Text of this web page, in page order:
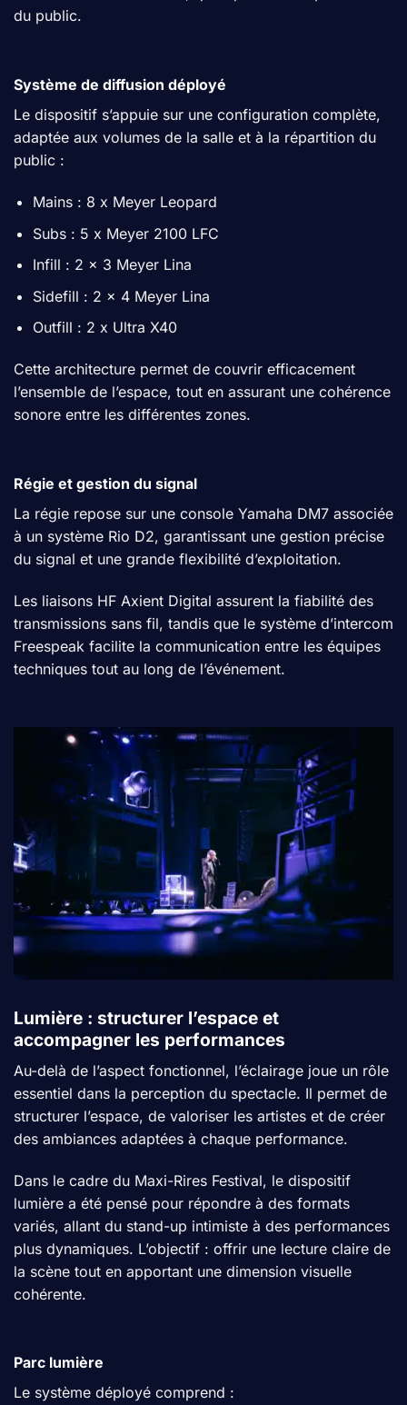
du public.
Système de diffusion déployé
Le dispositif s’appuie sur une configuration complète,
adaptée aux volumes de la salle et à la répartition du
public :
Mains : 8 x Meyer Leopard
Subs : 5 x Meyer 2100 LFC
Infill : 2 x 3 Meyer Lina
Sidefill : 2 x 4 Meyer Lina
Outfill : 2 x Ultra X40
Cette architecture permet de couvrir efficacement
l’ensemble de l’espace, tout en assurant une cohérence
sonore entre les différentes zones.
Régie et gestion du signal
La régie repose sur une console Yamaha DM7 associée
à un système Rio D2, garantissant une gestion précise
du signal et une grande flexibilité d’exploitation.
Les liaisons HF Axient Digital assurent la fiabilité des
transmissions sans fil, tandis que le système d’intercom
Freespeak facilite la communication entre les équipes
techniques tout au long de l’événement.
Lumière : structurer l’espace et
accompagner les performances
Au-delà de l’aspect fonctionnel, l’éclairage joue un rôle
essentiel dans la perception du spectacle. Il permet de
structurer l’espace, de valoriser les artistes et de créer
des ambiances adaptées à chaque performance.
Dans le cadre du Maxi-Rires Festival, le dispositif
lumière a été pensé pour répondre à des formats
variés, allant du stand-up intimiste à des performances
plus dynamiques. L’objectif : offrir une lecture claire de
la scène tout en apportant une dimension visuelle
cohérente.
Parc lumière
Le système déployé comprend :